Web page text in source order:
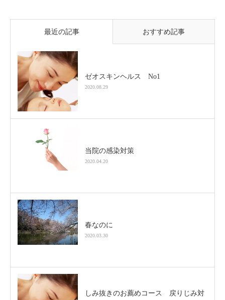
最近の記事 おすすめ記事
ゼオスキンヘルス No1
2020.08.29
当院の感染対策
2020.04.20
春なのに
2020.03.30
しみ抜きのお薦めコース 戻りじみ対